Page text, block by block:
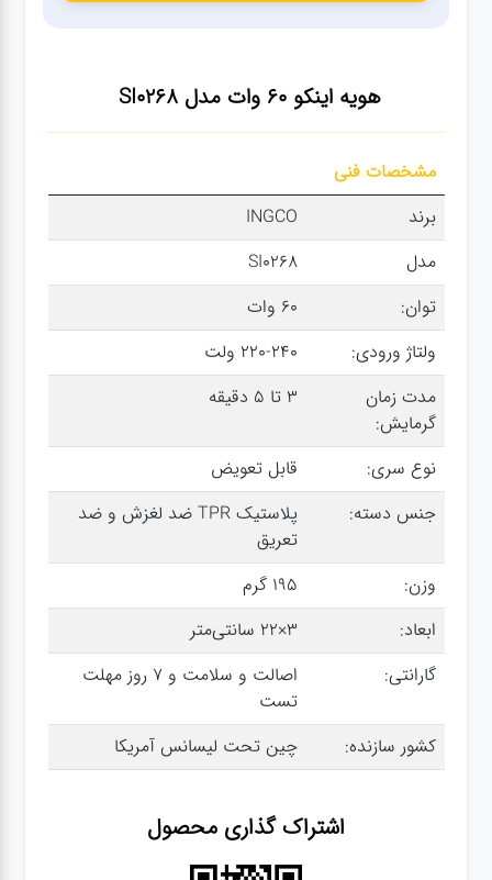
کیف و
جبعه
ابزار
انواع
باتری ها
پمپ
تجهیزات
گجت
قفل
هویه اینکو 60 وات مدل SI0268
مشخصات فنی
برند
INGCO
مدل
SI0268
توان:
60 وات
ولتاژ ورودی:
220-240 ولت
مدت زمان
گرمایش:
3 تا 5 دقیقه
نوع سری:
قابل تعویض
جنس دسته:
پلاستیک TPR ضد لغزش و ضد
تعریق
وزن:
195 گرم
ابعاد:
3×22 سانتی‌متر
گارانتی:
اصالت و سلامت و 7 روز مهلت
تست
کشور سازنده:
چین تحت لیسانس آمریکا
اشتراک گذاری محصول